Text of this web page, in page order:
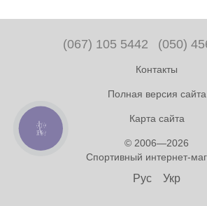
(067) 105 5442 (050)
Контакты
Полная версия сайта
Карта сайта
© 2006—2026
Спортивный интернет-
Рус Укр
КНОПКА
ЗВ'ЯЗКУ